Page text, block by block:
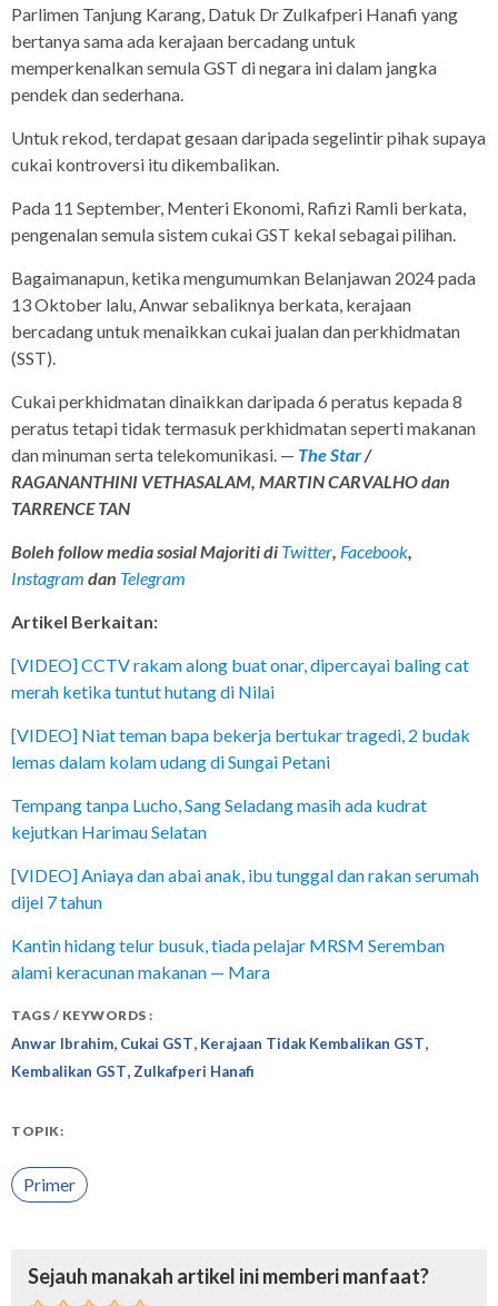
Parlimen Tanjung Karang, Datuk Dr Zulkafperi Hanafi yang
bertanya sama ada kerajaan bercadang untuk
memperkenalkan semula GST di negara ini dalam jangka
pendek dan sederhana.
Untuk rekod, terdapat gesaan daripada segelintir pihak supaya
cukai kontroversi itu dikembalikan.
Pada 11 September, Menteri Ekonomi, Rafizi Ramli berkata,
pengenalan semula sistem cukai GST kekal sebagai pilihan.
Bagaimanapun, ketika mengumumkan Belanjawan 2024 pada
13 Oktober lalu, Anwar sebaliknya berkata, kerajaan
bercadang untuk menaikkan cukai jualan dan perkhidmatan
(SST).
Cukai perkhidmatan dinaikkan daripada 6 peratus kepada 8
peratus tetapi tidak termasuk perkhidmatan seperti makanan
dan minuman serta telekomunikasi. — The Star/
RAGANANTHINI VETHASALAM, MARTIN CARVALHO dan
TARRENCE TAN
Boleh follow media sosial Majoriti di Twitter, Facebook,
Instagram dan Telegram
Artikel Berkaitan:
[VIDEO] CCTV rakam along buat onar, dipercayai baling cat
merah ketika tuntut hutang di Nilai
[VIDEO] Niat teman bapa bekerja bertukar tragedi, 2 budak
lemas dalam kolam udang di Sungai Petani
Tempang tanpa Lucho, Sang Seladang masih ada kudrat
kejutkan Harimau Selatan
[VIDEO] Aniaya dan abai anak, ibu tunggal dan rakan serumah
dijel 7 tahun
Kantin hidang telur busuk, tiada pelajar MRSM Seremban
alami keracunan makanan — Mara
TAGS / KEYWORDS :
Anwar Ibrahim, Cukai GST, Kerajaan Tidak Kembalikan GST,
Kembalikan GST, Zulkafperi Hanafi
TOPIK:
Primer
Sejauh manakah artikel ini memberi manfaat?